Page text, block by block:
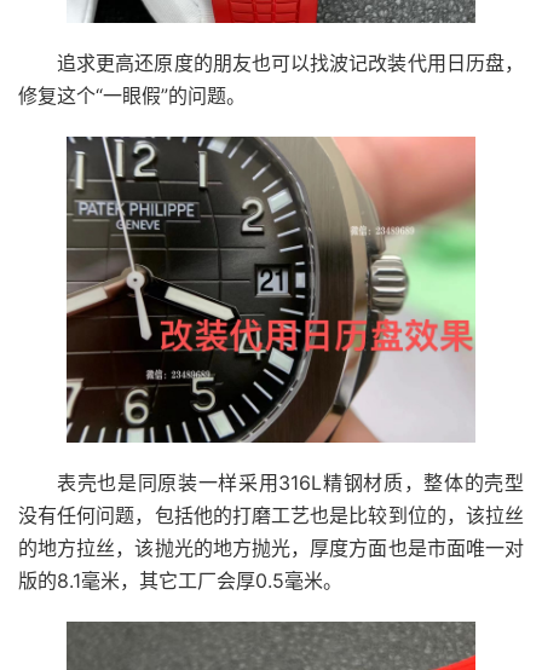
追求更高还原度的朋友也可以找波记改装代用日历盘，
修复这个“一眼假”的问题。
表壳也是同原装一样采用316L精钢材质，整体的壳型
没有任何问题，包括他的打磨工艺也是比较到位的，该拉丝
的地方拉丝，该抛光的地方抛光，厚度方面也是市面唯一对
版的8.1毫米，其它工厂会厚0.5毫米。